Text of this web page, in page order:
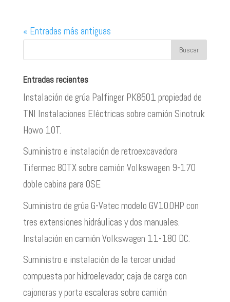
« Entradas más antiguas
Entradas recientes
Instalación de grúa Palfinger PK8501 propiedad de
TNI Instalaciones Eléctricas sobre camión Sinotruk
Howo 10T.
Suministro e instalación de retroexcavadora
Tifermec 80TX sobre camión Volkswagen 9-170
doble cabina para OSE
Suministro de grúa G-Vetec modelo GV10.0HP con
tres extensiones hidráulicas y dos manuales.
Instalación en camión Volkswagen 11-180 DC.
Suministro e instalación de la tercer unidad
compuesta por hidroelevador, caja de carga con
cajoneras y porta escaleras sobre camión